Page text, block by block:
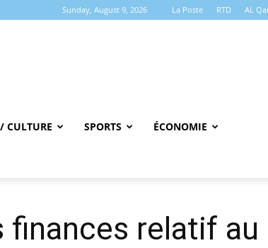
Sunday, August 9, 2026 La Poste RTD AL
CULTURE SPORTS ÉCONOMIE
finances relatif